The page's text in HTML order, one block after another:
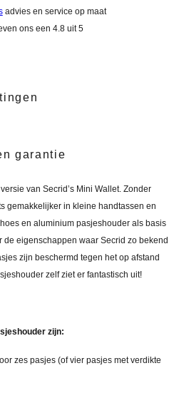
advies en service op maat
ons een 4.8 uit 5
garantie
van Secrid’s Mini Wallet. Zonder
gemakkelijker in kleine handtassen en
en aluminium pasjeshouder als basis
eigenschappen waar Secrid zo bekend
zijn beschermd tegen het op afstand
zelf ziet er fantastisch uit!
zijn:
zes pasjes (of vier pasjes met verdikte